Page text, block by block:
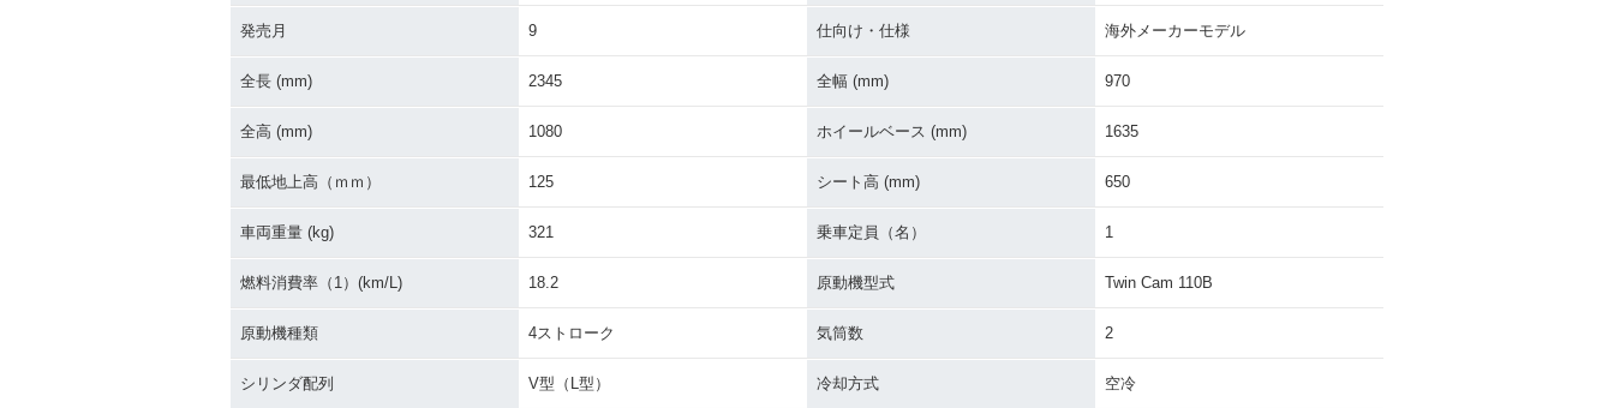
発売月 9 仕向け・仕様 海外メーカーモデル
全長 (mm) 2345 全幅 (mm) 970
全高 (mm) 1080 ホイールベース (mm) 1635
最低地上高（ｍｍ） 125 シート高 (mm) 650
車両重量 (kg) 321 乗車定員（名） 1
燃料消費率（1）(km/L) 18.2 原動機型式 Twin Cam 110B
原動機種類 4ストローク 気筒数 2
シリンダ配列 V型（L型） 冷却方式 空冷